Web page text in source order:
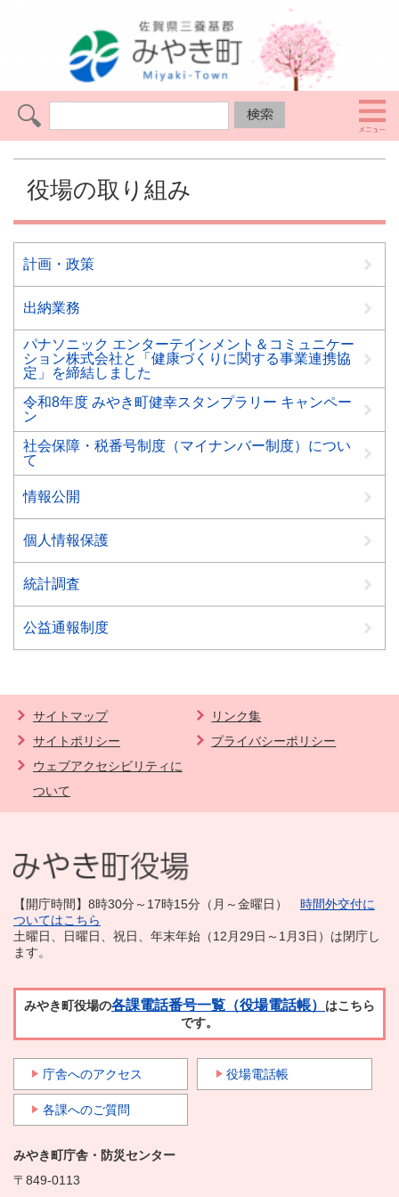
役場の取り組み
計画・政策
出納業務
パナソニック エンターテインメント＆コミュニケー
ション株式会社と「健康づくりに関する事業連携協
定」を締結しました
令和8年度 みやき町健幸スタンプラリー キャンペー
ン
社会保障・税番号制度（マイナンバー制度）につい
て
情報公開
個人情報保護
統計調査
公益通報制度
サイトマップ
リンク集
サイトポリシー
プライバシーポリシー
ウェブアクセシビリティに
ついて
【開庁時間】8時30分～17時15分（月～金曜日） 時間外交付に
ついてはこちら
土曜日、日曜日、祝日、年末年始（12月29日～1月3日）は閉庁し
ます。
みやき町役場の各課電話番号一覧（役場電話帳） はこちら
です。
庁舎へのアクセス 役場電話帳
各課へのご質問
みやき町庁舎・防災センター
〒849-0113